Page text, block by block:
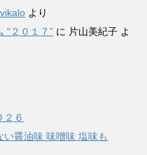
vikalo より
“２０１７” に 片山美紀子 よ
２６
醤油味 味噌味 塩味も